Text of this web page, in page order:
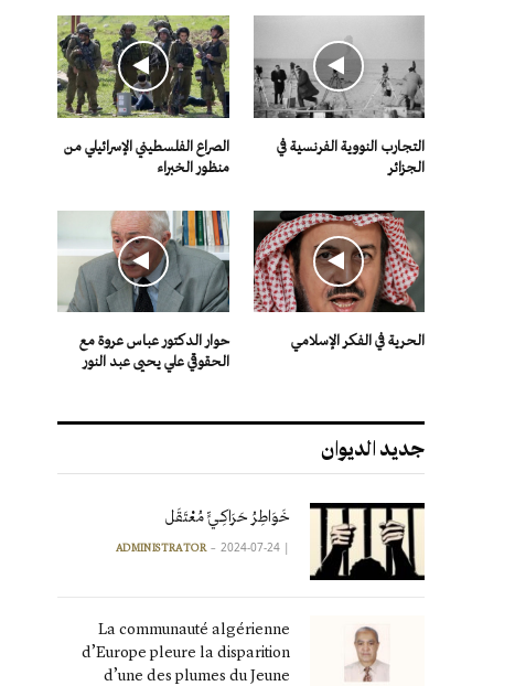
التجارب النووية الفرنسية في
الجزائر
الصراع الفلسطيني الإسرائيلي من
منظور الخبراء
الحرية في الفكر الإسلامي
حوار الدكتور عباس عروة مع
الحقوقي علي يحيى عبد النور
جديد الديوان
خَوَاطِرُ حَرَاكِـيٍّ مُعْتَقَل
|
ADMINISTRATOR 2024-07-24
La communauté algérienne
d’Europe pleure la disparition
d’une des plumes du Jeune